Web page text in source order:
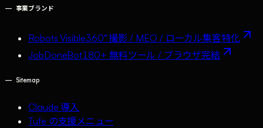
— 事業ブランド
Robots Visible360° 撮影 / MEO / ローカル集客特化
JobDoneBot180+ 無料ツール / ブラウザ完結
— Sitemap
Claude 導入
Tufe の支援メニュー